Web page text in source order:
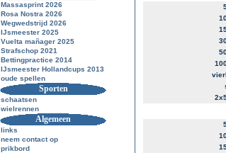
Massasprint 2026
Rosa Nostra 2026
Wegwedstrijd 2026
IJsmeester 2025
Vuelta mañager 2025
Strafschop 2021
Bettingpractice 2014
IJsmeester Hollandcups 2013
oude spellen
Sporten
schaatsen
wielrennen
Algemeen
links
neem contact op
prikbord